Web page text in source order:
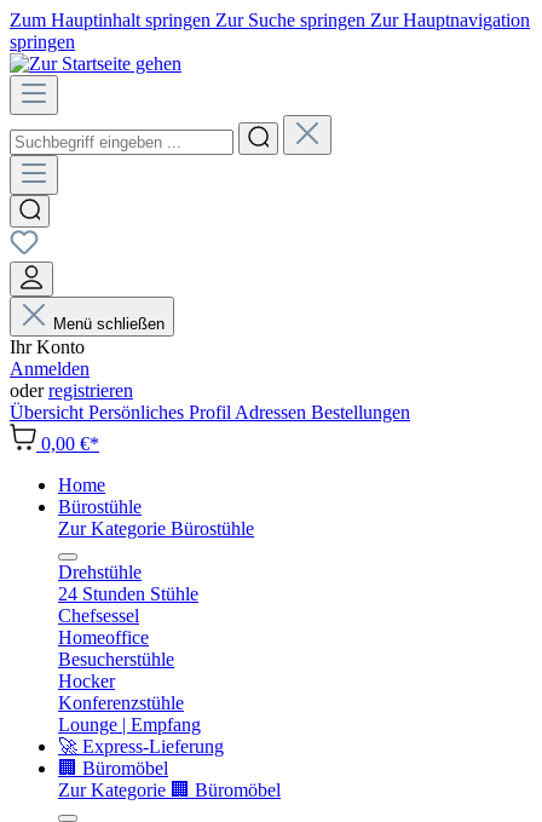
Zum Hauptinhalt springen Zur Suche springen Zur Hauptnavigation
springen
Menü schließen
Ihr Konto
Anmelden
oderregistrieren
Übersicht Persönliches Profil Adressen Bestellungen
0,00 €*
Home
Bürostühle
Zur Kategorie Bürostühle
Drehstühle
24 Stunden Stühle
Chefsessel
Homeoffice
Besucherstühle
Hocker
Konferenzstühle
Lounge | Empfang
🚀 Express-Lieferung
🏢 Büromöbel
Zur Kategorie 🏢 Büromöbel